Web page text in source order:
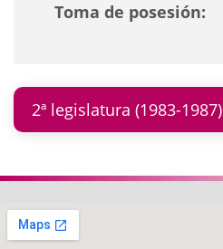
Toma de posesión:
2ª legislatura (1983-1987)